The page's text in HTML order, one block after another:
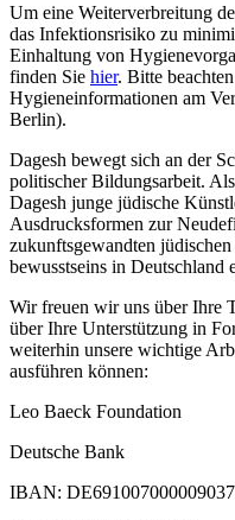
Um eine Weiterverbreitung
das Infektionsrisiko zu
Einhaltung von
finden Sie hier. Bitte
Hygieneinformationen am
Berlin).
Dagesh bewegt sich an der
politischer Bildungsarbeit.
Dagesh junge jüdische
Ausdrucksformen zur
zukunftsgewandten
bewusstseins in Deutschland
Wir freuen wir uns über Ihre
über Ihre Unterstützung in
weiterhin unsere wichtige
ausführen können:
Leo Baeck Foundation
Deutsche Bank
IBAN: